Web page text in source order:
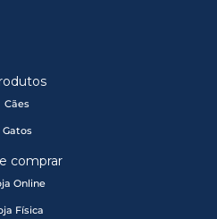
Cães
Gatos
comprar
Online
Física